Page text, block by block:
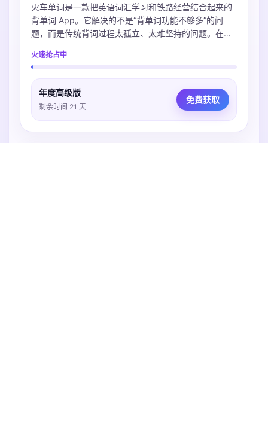
火车单词是一款把英语词汇学习和铁路经营结合起来的
背单词 App。它解决的不是“背单词功能不够多”的问
题，而是传统背词过程太孤立、太难坚持的问题。在
习来完成不同学习任务；这些任务会对应列车运营、经
到：今天不是只完成了几个单词数字，而是在推进自己
的铁路世界。
火速抢占中
年度高级版
剩余时间 21 天
免费获取